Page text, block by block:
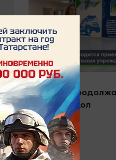
#Общество
В Челнах
приемка школ